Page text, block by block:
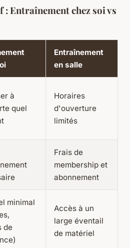
Entraînement chez soi vs
Entraînement
en salle
à
quel
Horaires
d'ouverture
limités
Frais de
membership et
abonnement
minimal
de
Accès à un
large éventail
de matériel